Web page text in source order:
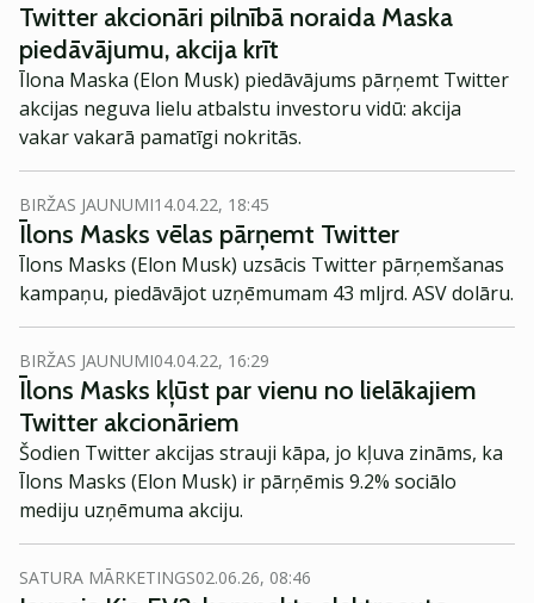
Twitter akcionāri pilnībā noraida Maska
piedāvājumu, akcija krīt
Īlona Maska (Elon Musk) piedāvājums pārņemt Twitter
akcijas neguva lielu atbalstu investoru vidū: akcija
vakar vakarā pamatīgi nokritās.
BIRŽAS JAUNUMI14.04.22, 18:45
Īlons Masks vēlas pārņemt Twitter
Īlons Masks (Elon Musk) uzsācis Twitter pārņemšanas
kampaņu, piedāvājot uzņēmumam 43 mljrd. ASV dolāru.
BIRŽAS JAUNUMI04.04.22, 16:29
Īlons Masks kļūst par vienu no lielākajiem
Twitter akcionāriem
Šodien Twitter akcijas strauji kāpa, jo kļuva zināms, ka
Īlons Masks (Elon Musk) ir pārņēmis 9.2% sociālo
mediju uzņēmuma akciju.
SATURA MĀRKETINGS02.06.26, 08:46